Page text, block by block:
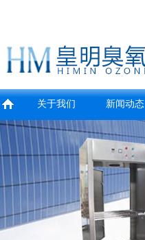
关于我们 新闻动态